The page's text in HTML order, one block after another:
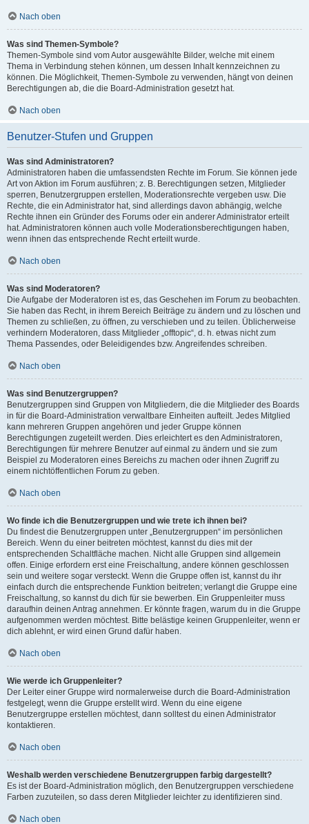
Nach oben
Was sind Themen-Symbole?
Themen-Symbole sind vom Autor ausgewählte Bilder, welche mit einem
Thema in Verbindung stehen können, um dessen Inhalt kennzeichnen zu
können. Die Möglichkeit, Themen-Symbole zu verwenden, hängt von deinen
Berechtigungen ab, die die Board-Administration gesetzt hat.
Nach oben
Benutzer-Stufen und Gruppen
Was sind Administratoren?
Administratoren haben die umfassendsten Rechte im Forum. Sie können jede
Art von Aktion im Forum ausführen; z. B. Berechtigungen setzen, Mitglieder
sperren, Benutzergruppen erstellen, Moderationsrechte vergeben usw. Die
Rechte, die ein Administrator hat, sind allerdings davon abhängig, welche
Rechte ihnen ein Gründer des Forums oder ein anderer Administrator erteilt
hat. Administratoren können auch volle Moderationsberechtigungen haben,
wenn ihnen das entsprechende Recht erteilt wurde.
Nach oben
Was sind Moderatoren?
Die Aufgabe der Moderatoren ist es, das Geschehen im Forum zu beobachten.
Sie haben das Recht, in ihrem Bereich Beiträge zu ändern und zu löschen und
Themen zu schließen, zu öffnen, zu verschieben und zu teilen. Üblicherweise
verhindern Moderatoren, dass Mitglieder „offtopic“, d. h. etwas nicht zum
Thema Passendes, oder Beleidigendes bzw. Angreifendes schreiben.
Nach oben
Was sind Benutzergruppen?
Benutzergruppen sind Gruppen von Mitgliedern, die die Mitglieder des Boards
in für die Board-Administration verwaltbare Einheiten aufteilt. Jedes Mitglied
kann mehreren Gruppen angehören und jeder Gruppe können
Berechtigungen zugeteilt werden. Dies erleichtert es den Administratoren,
Berechtigungen für mehrere Benutzer auf einmal zu ändern und sie zum
Beispiel zu Moderatoren eines Bereichs zu machen oder ihnen Zugriff zu
einem nichtöffentlichen Forum zu geben.
Nach oben
Wo finde ich die Benutzergruppen und wie trete ich ihnen bei?
Du findest die Benutzergruppen unter „Benutzergruppen“ im persönlichen
Bereich. Wenn du einer beitreten möchtest, kannst du dies mit der
entsprechenden Schaltfläche machen. Nicht alle Gruppen sind allgemein
offen. Einige erfordern erst eine Freischaltung, andere können geschlossen
sein und weitere sogar versteckt. Wenn die Gruppe offen ist, kannst du ihr
einfach durch die entsprechende Funktion beitreten; verlangt die Gruppe eine
Freischaltung, so kannst du dich für sie bewerben. Ein Gruppenleiter muss
daraufhin deinen Antrag annehmen. Er könnte fragen, warum du in die Gruppe
aufgenommen werden möchtest. Bitte belästige keinen Gruppenleiter, wenn er
dich ablehnt, er wird einen Grund dafür haben.
Nach oben
Wie werde ich Gruppenleiter?
Der Leiter einer Gruppe wird normalerweise durch die Board-Administration
festgelegt, wenn die Gruppe erstellt wird. Wenn du eine eigene
Benutzergruppe erstellen möchtest, dann solltest du einen Administrator
kontaktieren.
Nach oben
Weshalb werden verschiedene Benutzergruppen farbig dargestellt?
Es ist der Board-Administration möglich, den Benutzergruppen verschiedene
Farben zuzuteilen, so dass deren Mitglieder leichter zu identifizieren sind.
Nach oben